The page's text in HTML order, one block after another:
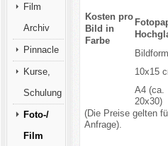
Film
Archiv
Pinnacle
Kurse,
Schulung
Foto-/
Film
Kosten pro
Bild in
Farbe
10x15
A4 (ca.
20x30)
(Die Preise gelten
Anfrage).